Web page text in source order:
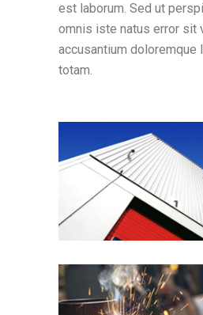
est laborum. Sed ut
omnis iste natus error sit
accusantium doloremque
totam.